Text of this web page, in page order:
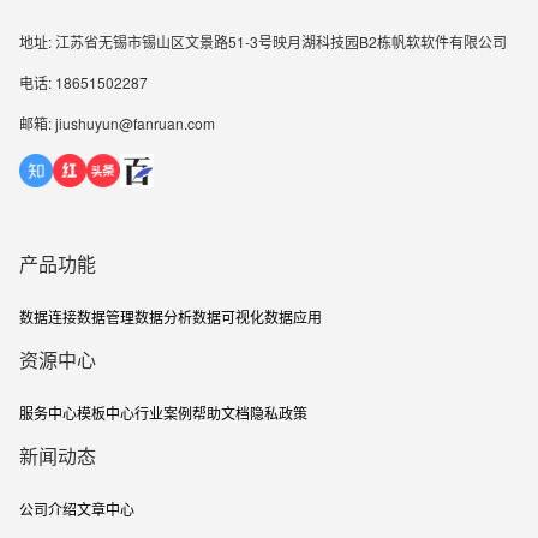
地址: 江苏省无锡市锡山区文景路51-3号映月湖科技园B2栋帆软软件有限公司
电话: 18651502287
邮箱: jiushuyun@fanruan.com
产品功能
数据连接数据管理数据分析数据可视化数据应用
资源中心
服务中心模板中心行业案例帮助文档隐私政策
新闻动态
公司介绍文章中心